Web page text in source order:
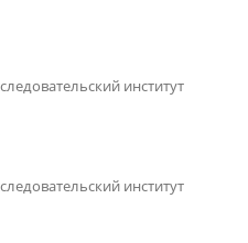
институт
институт